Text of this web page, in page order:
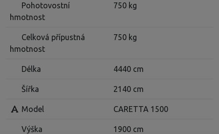
Pohotovostní
hmotnost
750 kg
Celková přípustná
hmotnost
750 kg
Délka 4440 cm
Šířka 2140 cm
Model CARETTA 1500
Výška 1900 cm